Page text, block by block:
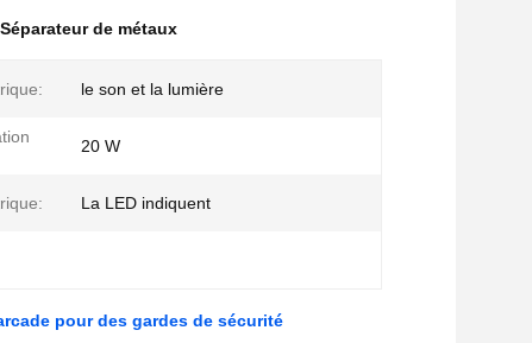
Séparateur de métaux
le son et la lumière
20 W
La LED indiquent
pour des gardes de sécurité